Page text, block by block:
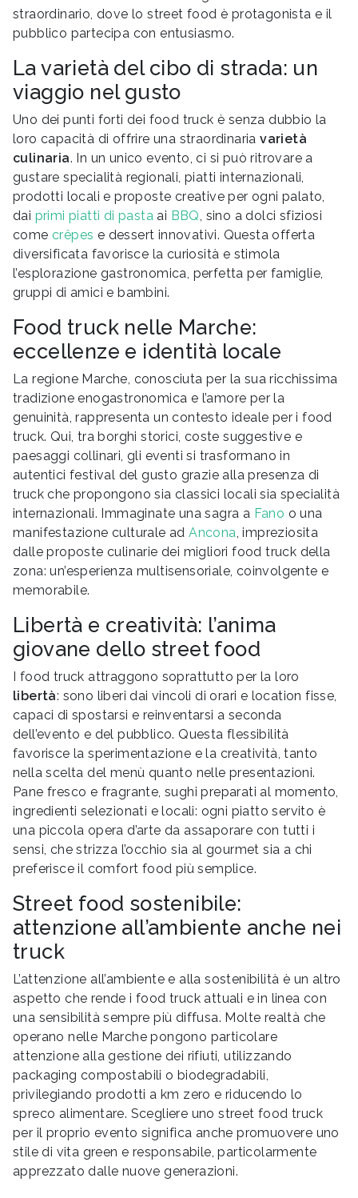
straordinario, dove lo street food è protagonista e il
pubblico partecipa con entusiasmo.
La varietà del cibo di strada: un
viaggio nel gusto
Uno dei punti forti dei food truck è senza dubbio la
loro capacità di offrire una straordinariavarietà
culinaria. In un unico evento, ci si può ritrovare a
gustare specialità regionali, piatti internazionali,
prodotti locali e proposte creative per ogni palato,
dai primi piatti di pasta ai BBQ, sino a dolci sfiziosi
come crêpes e dessert innovativi. Questa offerta
diversificata favorisce la curiosità e stimola
l’esplorazione gastronomica, perfetta per famiglie,
gruppi di amici e bambini.
Food truck nelle Marche:
eccellenze e identità locale
La regione Marche, conosciuta per la sua ricchissima
tradizione enogastronomica e l’amore per la
genuinità, rappresenta un contesto ideale per i food
truck. Qui, tra borghi storici, coste suggestive e
paesaggi collinari, gli eventi si trasformano in
autentici festival del gusto grazie alla presenza di
truck che propongono sia classici locali sia specialità
internazionali. Immaginate una sagra a Fano o una
manifestazione culturale adAncona, impreziosita
dalle proposte culinarie dei migliori food truck della
zona: un’esperienza multisensoriale, coinvolgente e
memorabile.
Libertà e creatività: l’anima
giovane dello street food
I food truck attraggono soprattutto per la loro
libertà: sono liberi dai vincoli di orari e location fisse,
capaci di spostarsi e reinventarsi a seconda
dell’evento e del pubblico. Questa flessibilità
favorisce la sperimentazione e la creatività, tanto
nella scelta del menù quanto nelle presentazioni.
Pane fresco e fragrante, sughi preparati al momento,
ingredienti selezionati e locali: ogni piatto servito è
una piccola opera d’arte da assaporare con tutti i
sensi, che strizza l’occhio sia al gourmet sia a chi
preferisce il comfort food più semplice.
Street food sostenibile:
attenzione all’ambiente anche nei
truck
L’attenzione all’ambiente e alla sostenibilità è un altro
aspetto che rende i food truck attuali e in linea con
una sensibilità sempre più diffusa. Molte realtà che
operano nelle Marche pongono particolare
attenzione alla gestione dei rifiuti, utilizzando
packaging compostabili o biodegradabili,
privilegiando prodotti a km zero e riducendo lo
spreco alimentare. Scegliere uno street food truck
per il proprio evento significa anche promuovere uno
stile di vita green e responsabile, particolarmente
apprezzato dalle nuove generazioni.